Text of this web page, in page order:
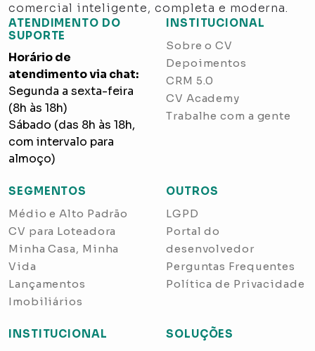
comercial inteligente, completa e moderna.
INSTITUCIONAL
Sobre o CV
Depoimentos
CRM 5.0
CV Academy
Trabalhe com a gente
SEGMENTOS
Médio e Alto Padrão
CV para Loteadora
Minha Casa, Minha
Vida
Lançamentos
Imobiliários
OUTROS
LGPD
Portal do
desenvolvedor
Perguntas Frequentes
Política de Privacidade
INSTITUCIONAL
SOLUÇÕES
ATENDIMENTO DO
SUPORTE
Horário de
atendimento via chat:
Segunda a sexta-feira
(8h às 18h)
Sábado (das 8h às 18h,
com intervalo para
almoço)